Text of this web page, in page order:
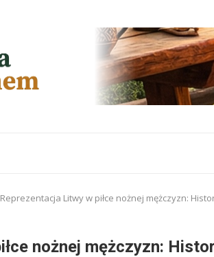
Reprezentacja Litwy w piłce nożnej mężczyzn:
nożnej mężczyzn: